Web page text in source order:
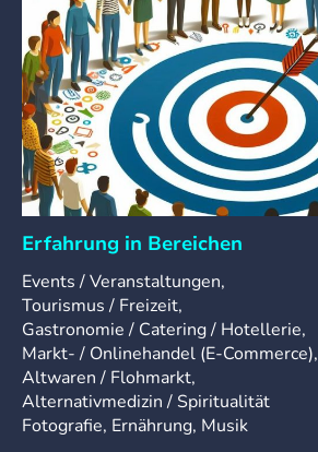
Erfahrung in Bereichen
Events / Veranstaltungen,
Tourismus / Freizeit,
Gastronomie / Catering / Hotellerie,
Markt- / Onlinehandel (E-Commerce),
Altwaren / Flohmarkt,
Alternativmedizin / Spiritualität
Fotografie, Ernährung, Musik